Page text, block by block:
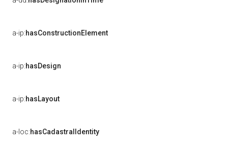
a-ip:hasConstructionElement
a-ip:hasDesign
a-ip:hasLayout
a-loc:hasCadastralIdentity